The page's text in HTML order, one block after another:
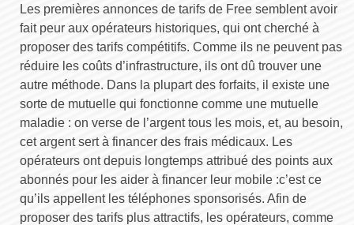
Les premières annonces de tarifs de Free semblent avoir
fait peur aux opérateurs historiques, qui ont cherché à
proposer des tarifs compétitifs. Comme ils ne peuvent pas
réduire les coûts d’infrastructure, ils ont dû trouver une
autre méthode. Dans la plupart des forfaits, il existe une
sorte de mutuelle qui fonctionne comme une mutuelle
maladie : on verse de l’argent tous les mois, et, au besoin,
cet argent sert à financer des frais médicaux. Les
opérateurs ont depuis longtemps attribué des points aux
abonnés pour les aider à financer leur mobile :c’est ce
qu’ils appellent les téléphones sponsorisés. Afin de
proposer des tarifs plus attractifs, les opérateurs, comme